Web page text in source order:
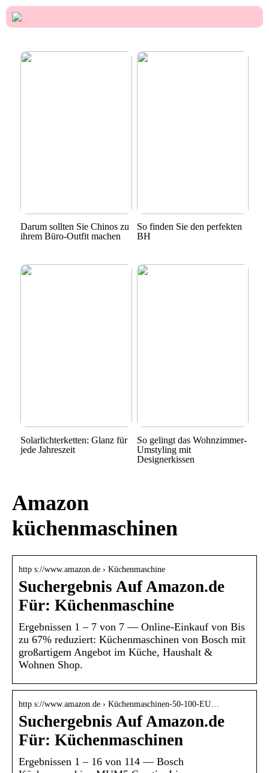
Darum sollten Sie Chinos zu
ihrem Büro-Outfit machen
So finden Sie den perfekten
BH
Solarlichterketten: Glanz für
jede Jahreszeit
So gelingt das Wohnzimmer-
Umstyling mit
Designerkissen
Amazon
küchenmaschinen
http s://www.amazon.de › Küchenmaschine
Suchergebnis Auf Amazon.de
Für: Küchenmaschine
Ergebnissen 1 – 7 von 7 — Online-Einkauf von Bis
zu 67% reduziert: Küchenmaschinen von Bosch mit
großartigem Angebot im Küche, Haushalt &
Wohnen Shop.
http s://www.amazon.de › Küchenmaschinen-50-100-EU…
Suchergebnis Auf Amazon.de
Für: Küchenmaschinen
Ergebnissen 1 – 16 von 114 — Bosch